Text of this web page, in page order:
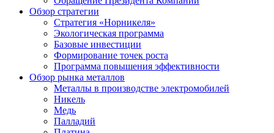
Обзор стратегии
Стратегия «Норникеля»
Экологическая программа
Базовые инвестиции
Формирование точек роста
Программа повышения эффективности
Обзор рынка металлов
Металлы в производстве электромобилей
Никель
Медь
Палладий